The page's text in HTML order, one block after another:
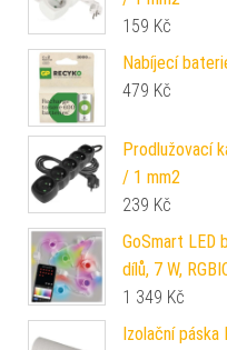
159 Kč
Nabíjecí
479 Kč
Prodlužovací
/ 1 mm2
239 Kč
GoSmart LED
dílů, 7 W,
1 349 Kč
Izolační páska